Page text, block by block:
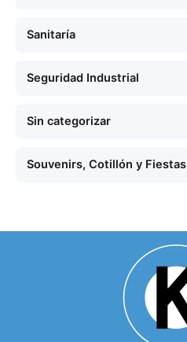
Sanitaría
Seguridad Industrial
Sin categorizar
Souvenirs, Cotillón y Fiestas